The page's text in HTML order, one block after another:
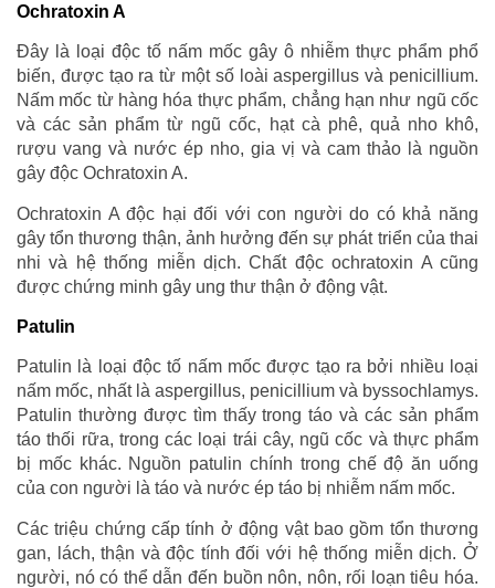
Ochratoxin A
Đây là loại độc tố nấm mốc gây ô nhiễm thực phẩm phổ
biến, được tạo ra từ một số loài aspergillus và penicillium.
Nấm mốc từ hàng hóa thực phẩm, chẳng hạn như ngũ cốc
và các sản phẩm từ ngũ cốc, hạt cà phê, quả nho khô,
rượu vang và nước ép nho, gia vị và cam thảo là nguồn
gây độc Ochratoxin A.
Ochratoxin A độc hại đối với con người do có khả năng
gây tổn thương thận, ảnh hưởng đến sự phát triển của thai
nhi và hệ thống miễn dịch. Chất độc ochratoxin A cũng
được chứng minh gây ung thư thận ở động vật.
Patulin
Patulin là loại độc tố nấm mốc được tạo ra bởi nhiều loại
nấm mốc, nhất là aspergillus, penicillium và byssochlamys.
Patulin thường được tìm thấy trong táo và các sản phẩm
táo thối rữa, trong các loại trái cây, ngũ cốc và thực phẩm
bị mốc khác. Nguồn patulin chính trong chế độ ăn uống
của con người là táo và nước ép táo bị nhiễm nấm mốc.
Các triệu chứng cấp tính ở động vật bao gồm tổn thương
gan, lách, thận và độc tính đối với hệ thống miễn dịch. Ở
người, nó có thể dẫn đến buồn nôn, nôn, rối loạn tiêu hóa.